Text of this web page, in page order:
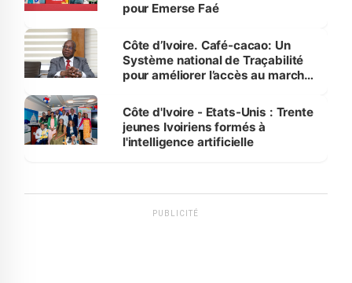
pour Emerse Faé
Côte d’Ivoire. Café-cacao: Un
Système national de Traçabilité
pour améliorer l’accès au marché
Côte d'Ivoire - Etats-Unis : Trente
jeunes Ivoiriens formés à
l'intelligence artificielle
PUBLICITÉ